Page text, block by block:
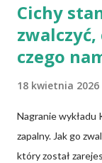
Cichy
czego
18 kwietnia 2026
Nagranie wykładu
zapalny. Jak go
który został